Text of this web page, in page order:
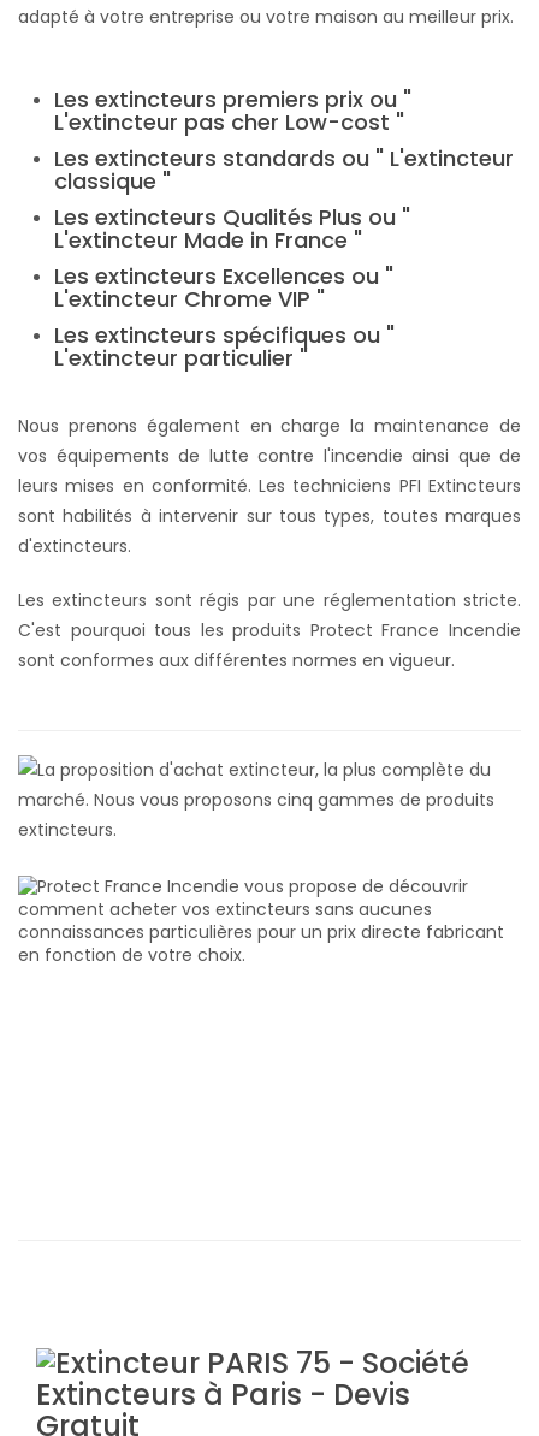
adapté à votre entreprise ou votre maison au meilleur prix.
Les extincteurs premiers prix ou "
L'extincteur pas cher Low-cost "
Les extincteurs standards ou " L'extincteur
classique "
Les extincteurs Qualités Plus ou "
L'extincteur Made in France "
Les extincteurs Excellences ou "
L'extincteur Chrome VIP "
Les extincteurs spécifiques ou "
L'extincteur particulier "
Nous prenons également en charge la maintenance de
vos équipements de lutte contre l'incendie ainsi que de
leurs mises en conformité. Les techniciens PFI Extincteurs
sont habilités à intervenir sur tous types, toutes marques
d'extincteurs.
Les extincteurs sont régis par une réglementation stricte.
C'est pourquoi tous les produits Protect France Incendie
sont conformes aux différentes normes en vigueur.